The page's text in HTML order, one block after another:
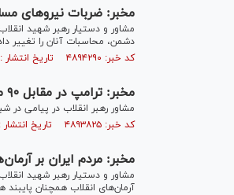
مخبر: ضربات نیرو‌های
مشاور و دستیار رهبر شهید
دشمن، محاسبات آنان را تغییر
کد خبر: ۴۸۹۴۲۹۰ تاریخ انتشار : ۱۴۰۵/۰۲/۰۶
مخبر: ترامپ در مقابل ۹۰ میلیون ایرانیِ انقلابی چاره‌ای جز دمیدن بر تفرقه ندارد
مشاور رهبر انقلاب در پیامی در شبکه ایکس تاکید کرد: ترامپ
کد خبر: ۴۸۹۳۸۲۵ تاریخ انتشار : ۱۴۰۵/۰۲/۰۴
مخبر: مردم ایران بر
مشاور و دستیار رهبر شهید
آرمان‌های انقلاب همچنان پایبند